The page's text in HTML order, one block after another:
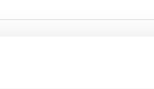
tra tradizione e